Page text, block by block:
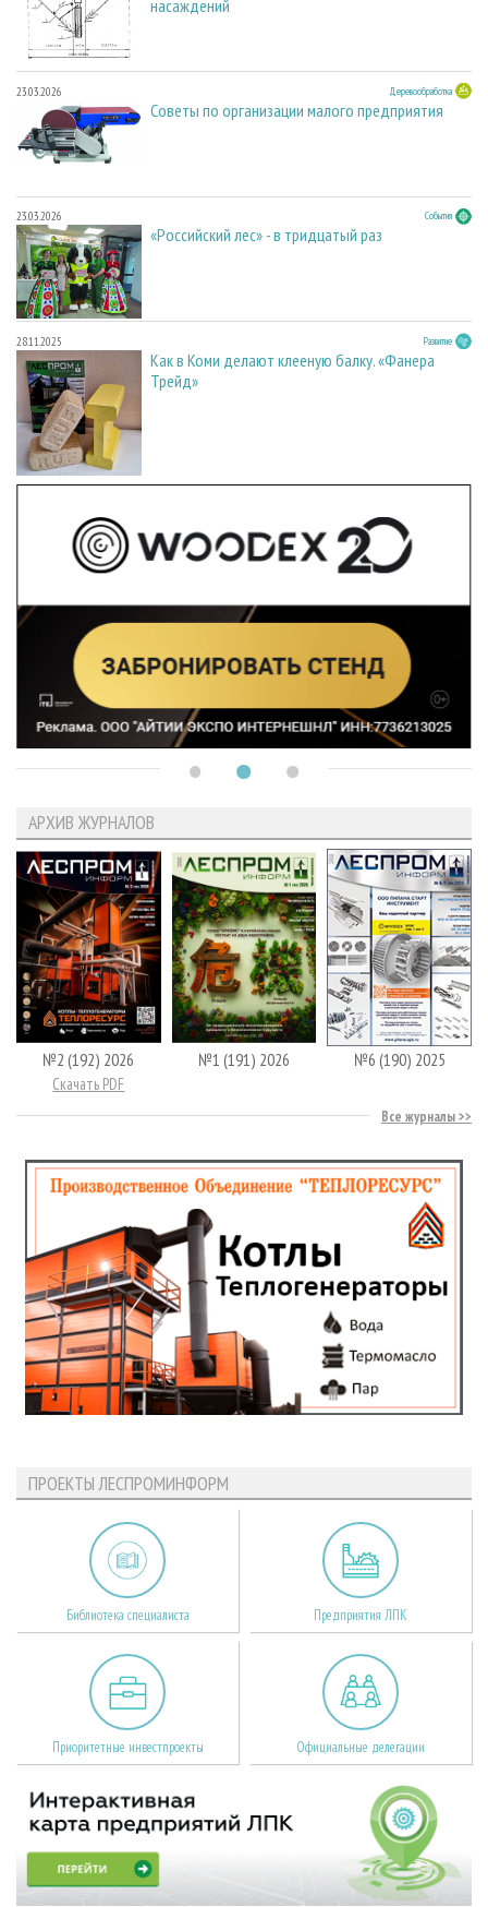
насаждений
23.03.2026 Деревообработка
Советы по организации малого предприятия
23.03.2026 События
«Российский лес» - в тридцатый раз
28.11.2025 Развитие
Как в Коми делают клееную балку. «Фанера
Трейд»
АРХИВ ЖУРНАЛОВ
№2 (192) 2026
Скачать PDF
№1 (191) 2026 №6 (190) 2025
Все журналы
ПРОЕКТЫ ЛЕСПРОМИНФОРМ
Библиотека специалиста Предприятия ЛПК
Приоритетные инвестпроекты Официальные делегации